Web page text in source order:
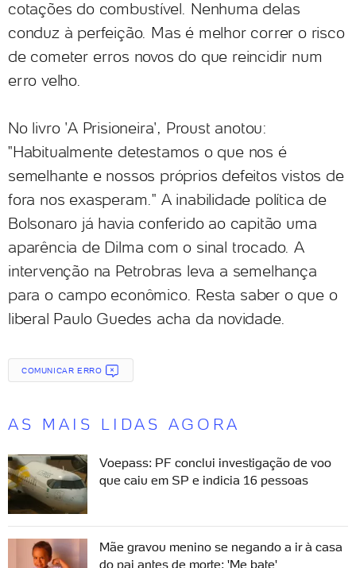
cotações do combustível. Nenhuma delas
conduz à perfeição. Mas é melhor correr o risco
de cometer erros novos do que reincidir num
erro velho.
No livro 'A Prisioneira', Proust anotou:
"Habitualmente detestamos o que nos é
semelhante e nossos próprios defeitos vistos de
fora nos exasperam." A inabilidade política de
Bolsonaro já havia conferido ao capitão uma
aparência de Dilma com o sinal trocado. A
intervenção na Petrobras leva a semelhança
para o campo econômico. Resta saber o que o
liberal Paulo Guedes acha da novidade.
COMUNICAR ERRO
AS MAIS LIDAS AGORA
Voepass: PF conclui investigação de voo
que caiu em SP e indicia 16 pessoas
Mãe gravou menino se negando a ir à casa
do pai antes de morte: 'Me bate'